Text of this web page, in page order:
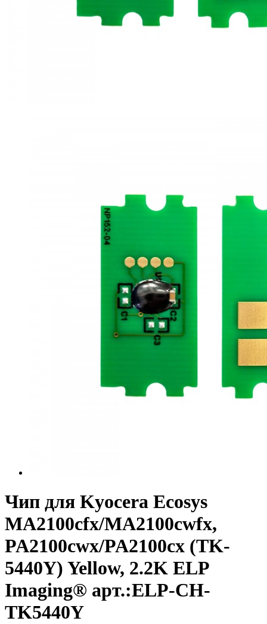
Чип для Kyocera Ecosys
MA2100cfx/MA2100cwfx,
PA2100cwx/PA2100cx (TK-
5440Y) Yellow, 2.2K ELP
Imaging® арт.:ELP-CH-
TK5440Y